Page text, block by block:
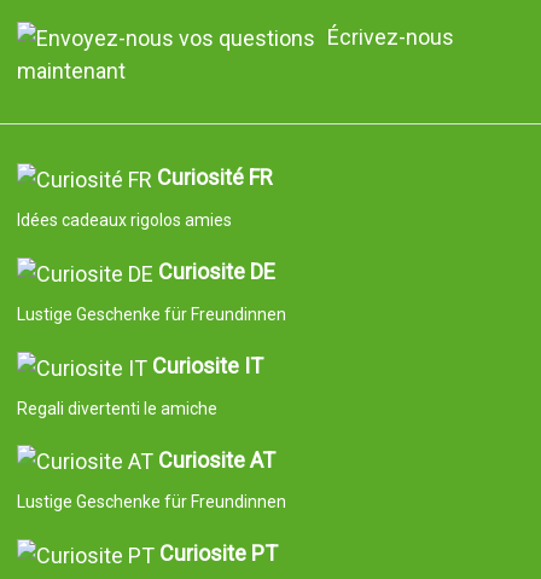
Écrivez-nous
maintenant
Curiosité FR
Idées cadeaux rigolos amies
Curiosite DE
Lustige Geschenke für Freundinnen
Curiosite IT
Regali divertenti le amiche
Curiosite AT
Lustige Geschenke für Freundinnen
Curiosite PT